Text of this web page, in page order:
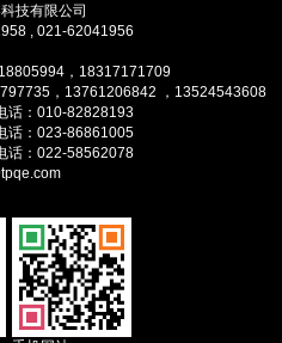
技有限公司
, 021-62041956
，18317171709
，13761206842 ，13524543608
话：010-82828193
话：023-86861005
话：022-58562078